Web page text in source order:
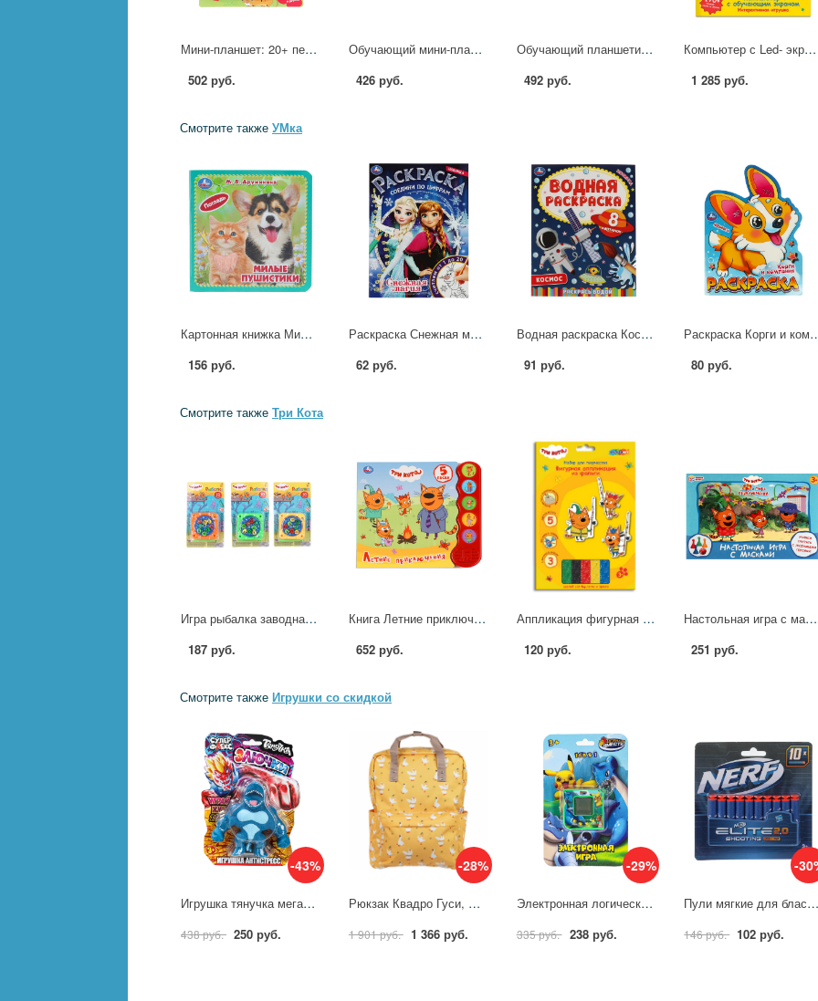
Мини-планшет: 20+ песен, фраз и звуков Синий Трактор УМка HT1279-R
502 руб.
Обучающий мини-планшет 50 стихов, песен, звуков Синий Трактор УМка HT1505-R4
426 руб.
Обучающий планшетик Ферма, 50+ стихов, мелодий и звуков. УМка HT1117-R30
492 руб.
Компьютер с Led- экраном Три Кота, 170+ песен, фраз, звуков, свет УМка HT1176-R3 (36)
1 285 руб.
Смотрите также УМка
Картонная книжка Милые пушистики, Дружинина (4 тактил. элемента) 6 стр. УМка 9785506105428
156 руб.
Раскраска Снежная магия. Раскраска соедини по цифрам УМка 978-5-506-08149-4
62 руб.
Водная раскраска Космос-2 Умка 978-5-506-06744-3
91 руб.
Раскраска Корги и
80 руб.
Смотрите также Три Кота
Игра рыбалка заводная Три Кота, 10 предметов Играем Вместе 2505V0261-R2
187 руб.
Книга Летние приключения. Три Кота (5 кн.волна) 20х17,5 мм, 10 стр. УМка 9785506037910 (32)
652 руб.
Аппликация фигурная из фольги Три Кота (3 шт.) MultiArt FIGUREFOILART-TC2
120 руб.
Настольная игра с масками Три Кота и море приключений Умные игры 4680107940872
251 руб.
Смотрите также Игрушки со скидкой
-43%
Игрушка тянучка мегастреч "Злючки" Супер Флекс, 15 см. СУПЕР ФЛЕКС TMS-S09-RU
438 руб. 250 руб.
-28%
Рюкзак Квадро Гуси, желтый, 1 отд. 3 кармана,37х28х13 Комус Класс 1654355
1 901 руб. 1 366 руб.
-29%
Электронная логическая игра питомец, комикс Играем Вместе ZY770551-R22
335 руб. 238 руб.
-
Пули мягкие для бластеров Нерф,
146 руб. 102 руб.